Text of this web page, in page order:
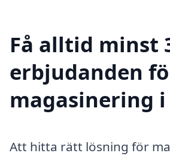
Få alltid minst
erbjudanden
magasinering
Att hitta rätt lösning för